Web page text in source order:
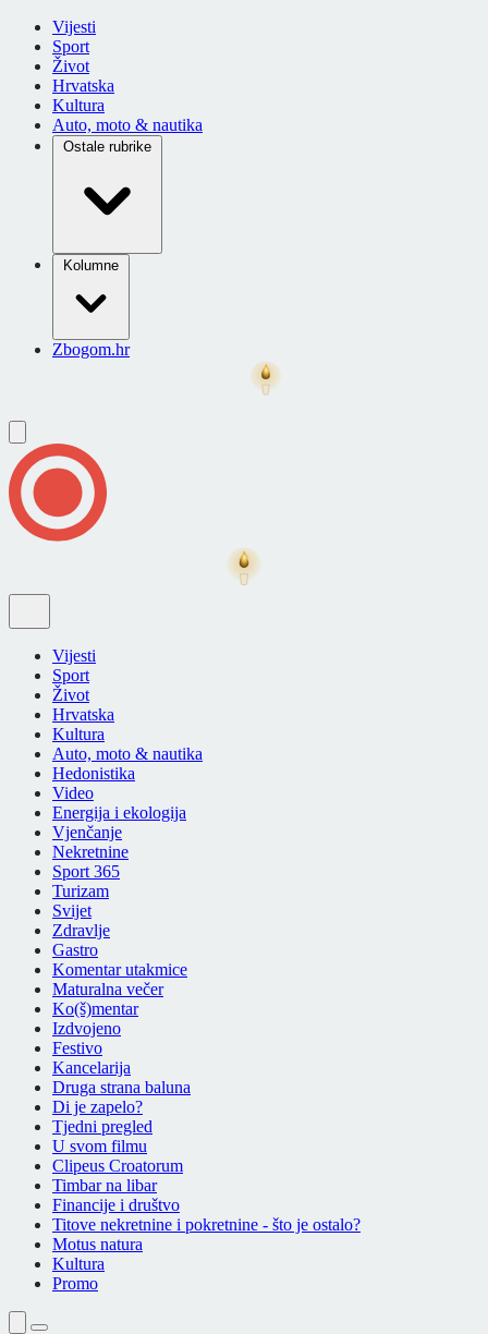
Vijesti
Sport
Život
Hrvatska
Kultura
Auto, moto & nautika
Ostale rubrike
Kolumne
Zbogom.hr
Vijesti
Sport
Život
Hrvatska
Kultura
Auto, moto & nautika
Hedonistika
Video
Energija i ekologija
Vjenčanje
Nekretnine
Sport 365
Turizam
Svijet
Zdravlje
Gastro
Komentar utakmice
Maturalna večer
Ko(š)mentar
Izdvojeno
Festivo
Kancelarija
Druga strana baluna
Di je zapelo?
Tjedni pregled
U svom filmu
Clipeus Croatorum
Timbar na libar
Financije i društvo
Titove nekretnine i pokretnine - što je ostalo?
Motus natura
Kultura
Promo